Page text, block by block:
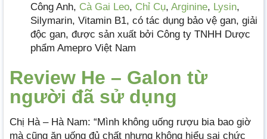
Công Anh, Cà Gai Leo, Chỉ Cụ, Arginine, Lysin,
Silymarin, Vitamin B1, có tác dụng bảo vệ gan, giải
độc gan, được sản xuất bởi Công ty TNHH Dược
phẩm Amepro Việt Nam
Review He – Galon từ
người đã sử dụng
Chị Hà – Hà Nam: “Mình không uống rượu bia bao giờ
mà cũng ăn uống đủ chất nhưng không hiểu sai chức